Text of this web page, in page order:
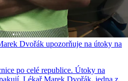
Dvořák upozorňuje na útoky na
po celé republice. Útoky na
Lékař Marek Dvořák, jedna z